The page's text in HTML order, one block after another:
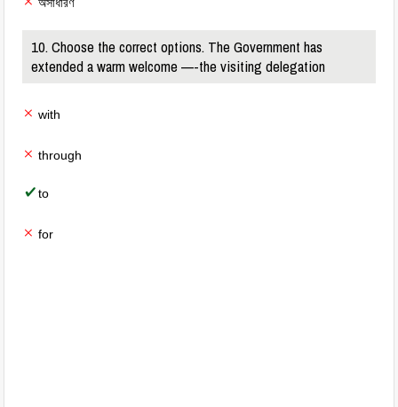
10. Choose the correct options. The Government has
extended a warm welcome —-the visiting delegation
with
through
to
for